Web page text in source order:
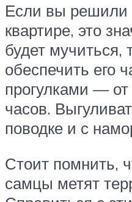
Если вы решили
квартире, это
будет мучиться,
обеспечить его
прогулками —
часов.
поводке и с
Стоит помнить,
самцы метят